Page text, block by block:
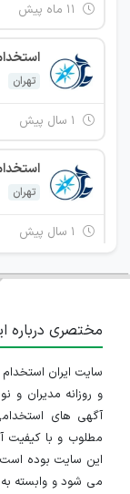
تهران
تهران
۱ سال پیش
مختصری درباره
و روزانه مدیران
آگهی های
مطلوب و با کیفیت
این سایت بوده
می شود و وابسته